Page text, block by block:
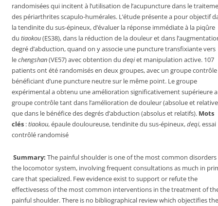
randomisées qui incitent à l’utilisation de l’acupuncture dans le
des périarthrites scapulo-humérales. L’étude présente a pour objectif
la tendinite du sus-épineux, d’évaluer la réponse immédiate à la piqûre
du tiaokou(ES38),dans la réduction de la douleur et dans
degré d’abduction, quand on y associe une puncture transfixiante vers
lechengshan(VE57)avec obtention du deqiet manipulation active. 107
patients ont été randomisés en deux groupes, avec un groupe contrôle
bénéficiant d’une puncture neutre sur le même point. Le groupe
expérimental a obtenu une amélioration significativement supérieure
groupe contrôle tant dans l’amélioration de douleur (absolue et
que dans le bénéfice des degrés d’abduction (absolus et relatifs). Mots
clés :tiaokou, épaule douloureuse, tendinite du sus-épineux,deqi, essai
contrôlé randomisé
Summary: The painful shoulder is one of the most common disorders
the locomotor system, involving frequent consultations as much in
care that specialized. Few evidence exist to support or refute the
effectivesess of the most common interventions in the treatment of
painful shoulder. There is no bibliographical review which objectifies the